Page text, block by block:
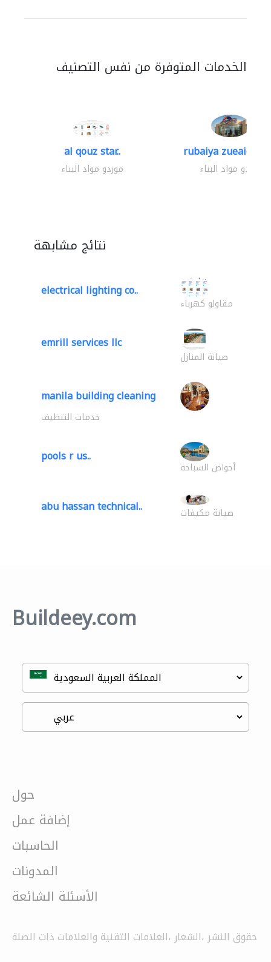
الخدمات المتوفرة من نفس التصنيف
al qouz star..
موردو مواد البناء
rubaiya zueaid
موردو مواد البناء
نتائج مشابهة
electrical lighting co..
مقاولو كهرباء
emrill services llc
صيانة المنازل
manila building cleaning
خدمات التنظيف
pools r us..
أحواض السباحة
abu hassan technical.. صيانة مكيفات
Buildeey.com
حول
إضافة عمل
الحاسبات
المدونات
الأسئلة الشائعة
حقوق النشر ،الشعار ،العلامات التقنية والعلامات ذات الصلة